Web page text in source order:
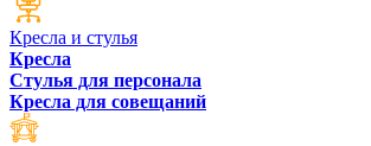
Кресла и стулья
Кресла
Стулья для персонала
Кресла для совещаний